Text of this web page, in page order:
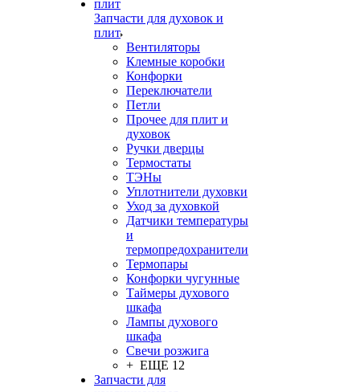
Запчасти для духовок и
плит
Вентиляторы
Клемные коробки
Конфорки
Переключатели
Петли
Прочее для плит и
духовок
Ручки дверцы
Термостаты
ТЭНы
Уплотнители духовки
Уход за духовкой
Датчики температуры
и
термопредохранители
Термопары
Конфорки чугунные
Таймеры духового
шкафа
Лампы духового
шкафа
Свечи розжига
+ ЕЩЕ 12
Запчасти для